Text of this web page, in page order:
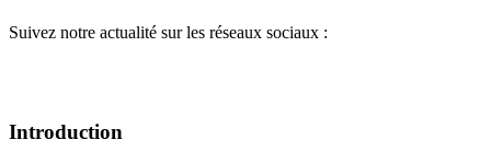
Suivez notre actualité sur les réseaux sociaux :
Introduction